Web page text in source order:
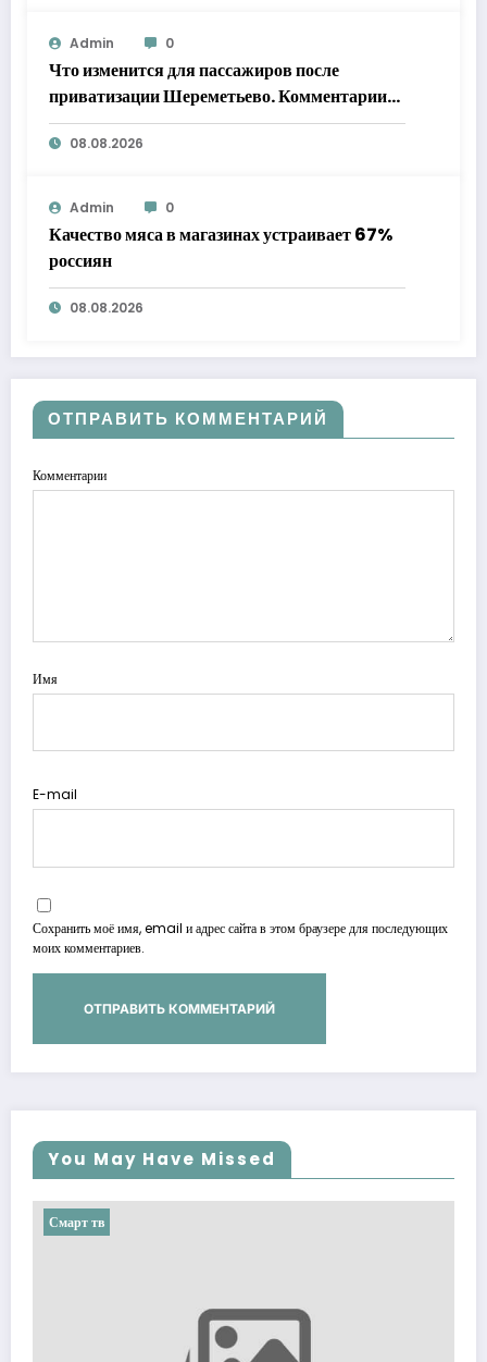
Admin 0
Что изменится для пассажиров после
приватизации Шереметьево. Комментарии
экспертов «РГ»
08.08.2026
Admin 0
Качество мяса в магазинах устраивает 67%
россиян
08.08.2026
ОТПРАВИТЬ КОММЕНТАРИЙ
Комментарии
Имя
E-mail
Сохранить моё имя, email и адрес сайта в этом браузере для последующих
моих комментариев.
You May Have Missed
Смарт тв